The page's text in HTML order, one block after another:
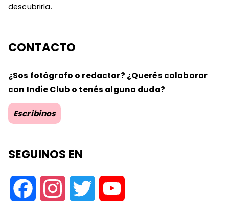
descubrirla.
CONTACTO
¿Sos fotógrafo o redactor? ¿Querés colaborar
con Indie Club o tenés alguna duda?
Escribinos
SEGUINOS EN